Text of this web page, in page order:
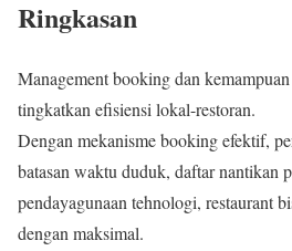
Ringkasan
Management booking dan
tingkatkan efisiensi lokal-restoran.
Dengan mekanisme booking efektif,
batasan waktu duduk, daftar nantikan
pendayagunaan tehnologi, restaurant
dengan maksimal.